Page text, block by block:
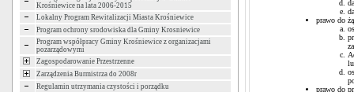
Krośniewice na lata 2006-2015
Lokalny Program Rewitalizacji Miasta Krośniewice
Program ochrony srodowiska dla Gminy Krosniewice
Program współpracy Gminy Krośniewice z organizacjami
pozarządowymi
Zagospodarowanie Przestrzenne
Zarządzenia Burmistrza do 2008r
Regulamin utrzymania czystości i porządku
prawo do
prawo do